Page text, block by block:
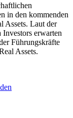
in den kommenden
Assets. Laut der
erwarten
Führungskräfte
Assets.